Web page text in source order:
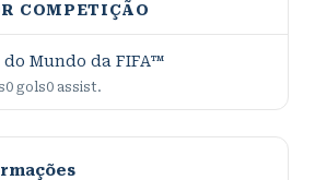
COMPETIÇÃO
do Mundo da FIFA™
0 gols0 assist.